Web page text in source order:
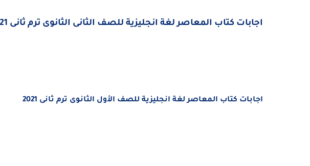
اجابات كتاب المعاصر لغة انجليزية للصف الثانى الثانوى ترم ثانى 2021
اجابات كتاب المعاصر لغة انجليزية للصف الأول الثانوى ترم ثانى 2021